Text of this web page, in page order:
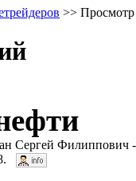
>>
Сергей Филиппович -